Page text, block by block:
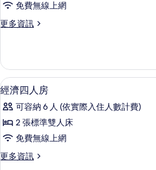
人
的
所
有
相
片
免費無線上網
更多資訊
更
雙
人
房
詳
情
顯
示
經
濟
人
經
4
經濟四人房
可容納 6 人 (依實際入住人數計費)
2 張標準雙人床
免費無線上網
更多資訊
更